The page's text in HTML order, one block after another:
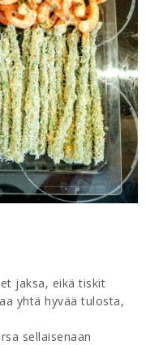
jaksa, eikä tiskit
yhtä hyvää tulosta,
sellaisenaan